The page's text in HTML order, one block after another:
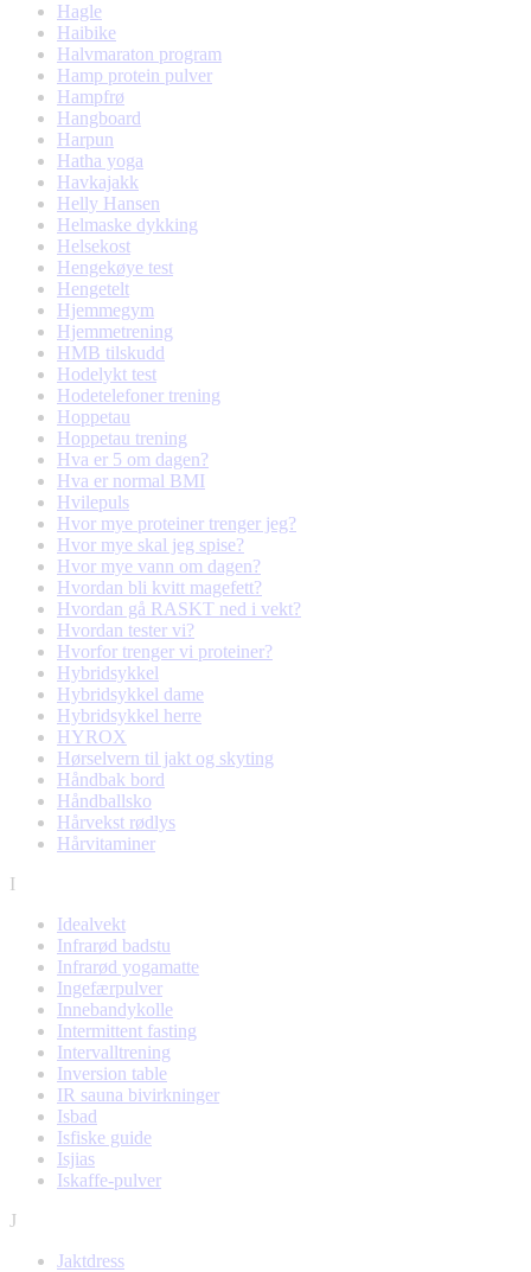
Hagle
Haibike
Halvmaraton program
Hamp protein pulver
Hampfrø
Hangboard
Harpun
Hatha yoga
Havkajakk
Helly Hansen
Helmaske dykking
Helsekost
Hengekøye test
Hengetelt
Hjemmegym
Hjemmetrening
HMB tilskudd
Hodelykt test
Hodetelefoner trening
Hoppetau
Hoppetau trening
Hva er 5 om dagen?
Hva er normal BMI
Hvilepuls
Hvor mye proteiner trenger jeg?
Hvor mye skal jeg spise?
Hvor mye vann om dagen?
Hvordan bli kvitt magefett?
Hvordan gå RASKT ned i vekt?
Hvordan tester vi?
Hvorfor trenger vi proteiner?
Hybridsykkel
Hybridsykkel dame
Hybridsykkel herre
HYROX
Hørselvern til jakt og skyting
Håndbak bord
Håndballsko
Hårvekst rødlys
Hårvitaminer
I
Idealvekt
Infrarød badstu
Infrarød yogamatte
Ingefærpulver
Innebandykolle
Intermittent fasting
Intervalltrening
Inversion table
IR sauna bivirkninger
Isbad
Isfiske guide
Isjias
Iskaffe-pulver
J
Jaktdress